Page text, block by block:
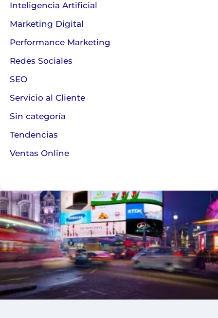
Inteligencia Artificial
Marketing Digital
Performance Marketing
Redes Sociales
SEO
Servicio al Cliente
Sin categoría
Tendencias
Ventas Online